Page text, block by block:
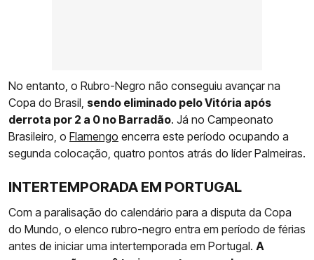
No entanto, o Rubro-Negro não conseguiu avançar na
Copa do Brasil, sendo eliminado pelo Vitória após
derrota por 2 a 0 no Barradão. Já no Campeonato
Brasileiro, o Flamengo encerra este período ocupando a
segunda colocação, quatro pontos atrás do líder Palmeiras.
INTERTEMPORADA EM PORTUGAL
Com a paralisação do calendário para a disputa da Copa
do Mundo, o elenco rubro-negro entra em período de férias
antes de iniciar uma intertemporada em Portugal. A